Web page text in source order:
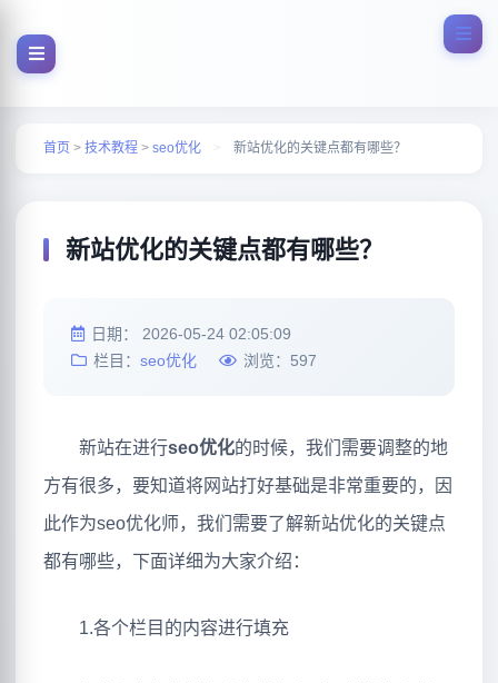
首页 > 技术教程 > seo优化 > 新站优化的关键点都有哪些？
新站优化的关键点都有哪些？
日期： 2026-05-24 02:05:09
栏目： seo优化 浏览： 597
新站在进行seo优化的时候，我们需要调整的地
方有很多，要知道将网站打好基础是非常重要的，因
此作为seo优化师，我们需要了解新站优化的关键点
都有哪些，下面详细为大家介绍：
1.各个栏目的内容进行填充